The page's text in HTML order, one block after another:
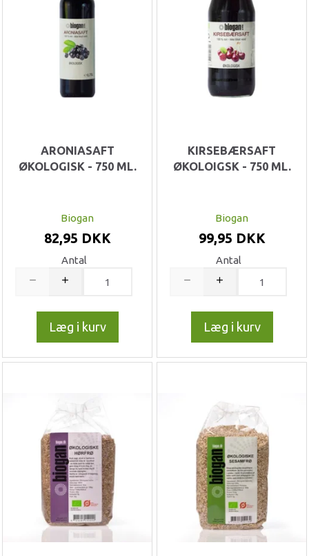
ARONIASAFT
ØKOLOGISK - 750 ML.
Biogan
82,95 DKK
Antal
Læg i kurv
KIRSEBÆRSAFT
ØKOLOIGSK - 750 ML.
Biogan
99,95 DKK
Antal
Læg i kurv